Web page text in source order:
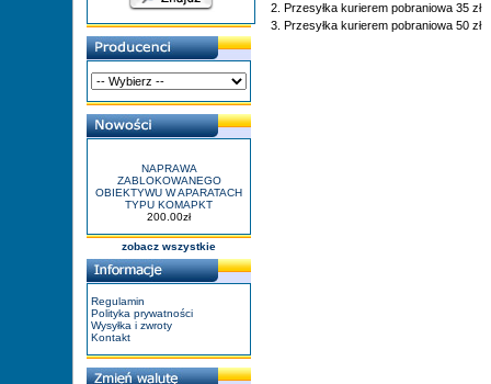
NAPRAWA
ZABLOKOWANEGO
OBIEKTYWU W APARATACH
TYPU KOMAPKT
200.00zł
zobacz wszystkie
Regulamin
Polityka prywatności
Wysyłka i zwroty
Kontakt
2. Przesyłka kurierem pobraniowa 35 zł
3. Przesyłka kurierem pobraniowa 50 zł